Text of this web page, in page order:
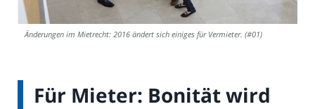
Änderungen im Mietrecht: 2016 ändert sich einiges für Vermieter. (#01)
Für Mieter: Bonität wird